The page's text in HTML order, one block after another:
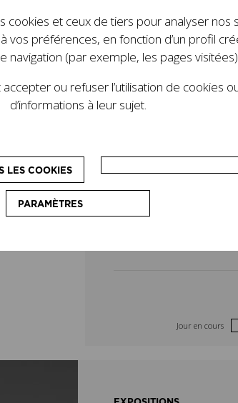
4 5
18
Jour en cours
cookies et ceux de tiers pour analyser nos
vos préférences, en fonction d’un profil
navigation (par exemple, les pages
ou refuser l’utilisation de cookies
d’informations à leur sujet.
LES COOKIES
PARAMÈTRES